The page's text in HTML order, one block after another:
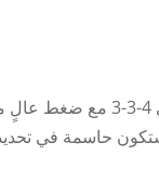
حاسمة في